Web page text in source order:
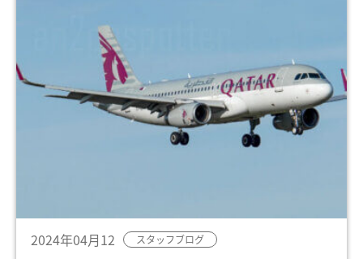
2024年04月12 スタッフブログ